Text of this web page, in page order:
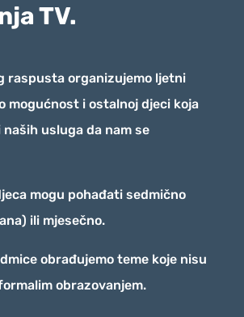
TV.
raspusta organizujemo ljetni
mogućnost i ostalnoj djeci koja
usluga da nam se
mogu pohađati sedmično
ili mjesečno.
obrađujemo teme koje nisu
obrazovanjem.